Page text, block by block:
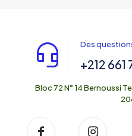
Des
+212 661
Bloc 72 N° 14 Bernoussi